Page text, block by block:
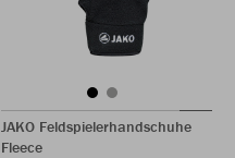
JAKO Feldspielerhandschuhe
Fleece